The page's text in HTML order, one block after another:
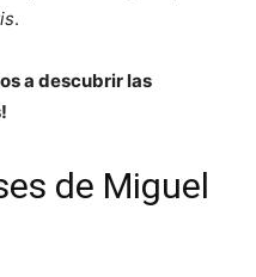
.
a descubrir las
de Miguel